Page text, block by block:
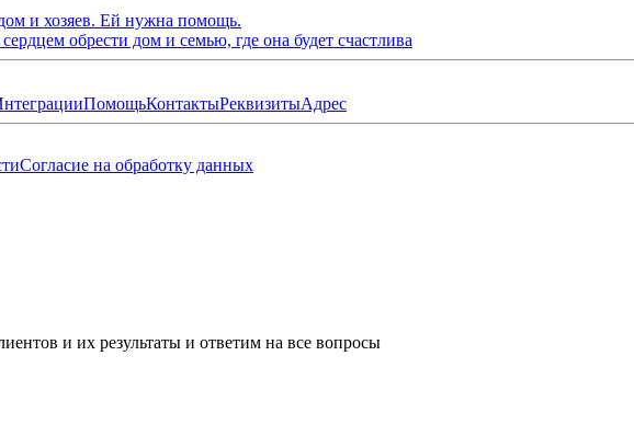
и хозяев. Ей нужна помощь.
обрести дом и семью, где она будет счастлива
ПомощьКонтактыРеквизитыАдрес
Согласие на обработку данных
и их результаты и ответим на все вопросы